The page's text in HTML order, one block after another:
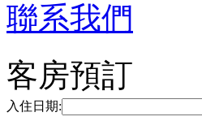
聯系我們
客房預訂
入住日期: